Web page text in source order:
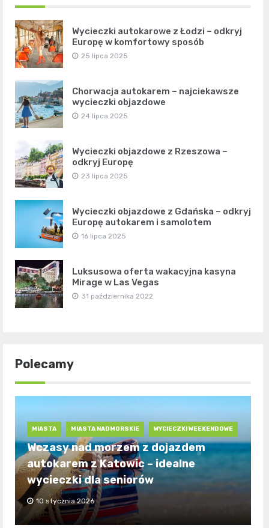
Wycieczki autokarowe z Łodzi – odkryj
Europę w komfortowy sposób
25 lipca 2025
Chorwacja autokarem – najciekawsze
wycieczki objazdowe
24 lipca 2025
Wycieczki objazdowe z Rzeszowa –
odkryj Europę
23 lipca 2025
Wycieczki objazdowe z Gdańska – odkryj
Europę autokarem i samolotem
16 lipca 2025
Luksusowa oferta wakacyjna kasyna
Mirage w Las Vegas
31 października 2022
Polecamy
MIASTA MIASTA NADMORSKIE WYCIECZKI WEEKENDOWE
Wczasy nad morzem z dojazdem
autokarem z Katowic – idealne
wycieczki dla seniorów
10 stycznia 2026